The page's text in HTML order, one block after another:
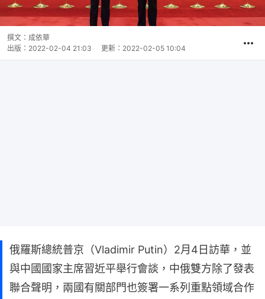
撰文： 成依華
出版： 2022-02-04 21:03 更新： 2022-02-05 10:04
俄羅斯總統普京（Vladimir Putin）2月4日訪華，並
與中國國家主席習近平舉行會談，中俄雙方除了發表
聯合聲明，兩國有關部門也簽署一系列重點領域合作